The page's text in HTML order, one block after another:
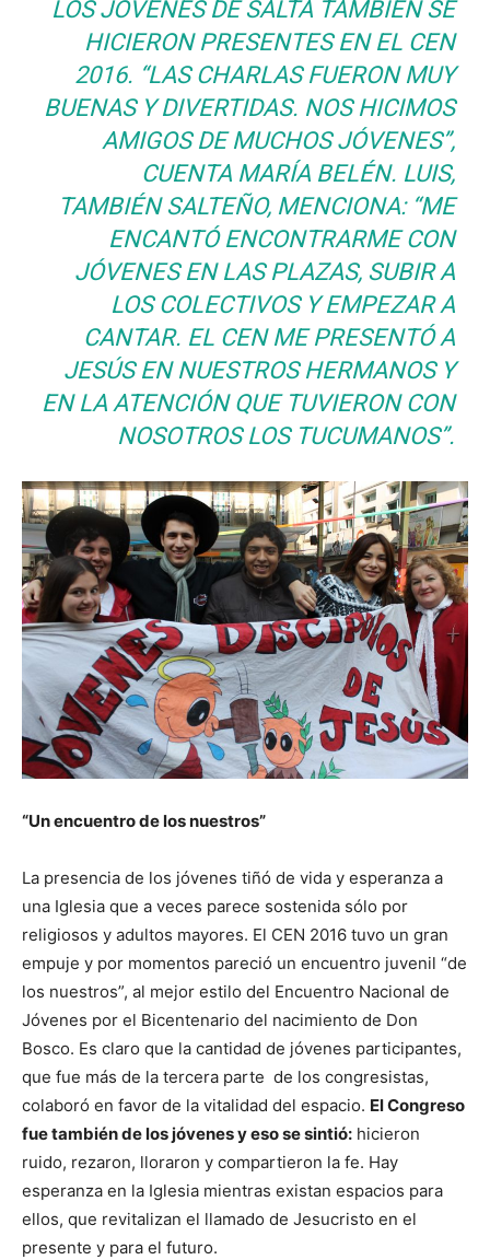
LOS JÓVENES DE SALTA TAMBIÉN SE
HICIERON PRESENTES EN EL CEN
2016. “LAS CHARLAS FUERON MUY
BUENAS Y DIVERTIDAS. NOS HICIMOS
AMIGOS DE MUCHOS JÓVENES”,
CUENTA MARÍA BELÉN. LUIS,
TAMBIÉN SALTEÑO, MENCIONA: “ME
ENCANTÓ ENCONTRARME CON
JÓVENES EN LAS PLAZAS, SUBIR A
LOS COLECTIVOS Y EMPEZAR A
CANTAR. EL CEN ME PRESENTÓ A
JESÚS EN NUESTROS HERMANOS Y
EN LA ATENCIÓN QUE TUVIERON CON
NOSOTROS LOS TUCUMANOS”.
“Un encuentro de los nuestros”
La presencia de los jóvenes tiñó de vida y esperanza a
una Iglesia que a veces parece sostenida sólo por
religiosos y adultos mayores. El CEN 2016 tuvo un gran
empuje y por momentos pareció un encuentro juvenil “de
los nuestros”, al mejor estilo del Encuentro Nacional de
Jóvenes por el Bicentenario del nacimiento de Don
Bosco. Es claro que la cantidad de jóvenes participantes,
que fue más de la tercera parte de los congresistas,
colaboró en favor de la vitalidad del espacio. El Congreso
fue también de los jóvenes y eso se sintió: hicieron
ruido, rezaron, lloraron y compartieron la fe. Hay
esperanza en la Iglesia mientras existan espacios para
ellos, que revitalizan el llamado de Jesucristo en el
presente y para el futuro.